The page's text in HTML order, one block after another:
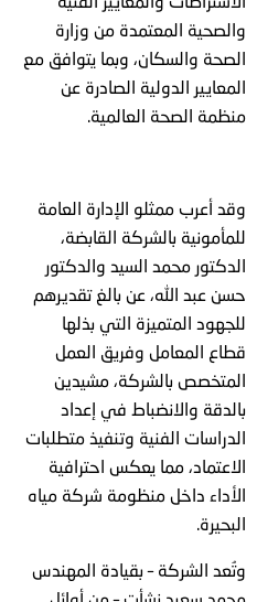
والصحية المعتمدة من وزارة
الصحة والسكان، وبما يتوافق مع
المعايير الدولية الصادرة عن
منظمة الصحة العالمية.
وقد أعرب ممثلو الإدارة العامة
للمأمونية بالشركة القابضة،
الدكتور محمد السيد والدكتور
حسن عبد الله، عن بالغ تقديرهم
للجهود المتميزة التي بذلها
قطاع المعامل وفريق العمل
المتخصص بالشركة، مشيدين
بالدقة والانضباط في إعداد
الدراسات الفنية وتنفيذ متطلبات
الاعتماد، مما يعكس احترافية
الأداء داخل منظومة شركة مياه
البحيرة.
وتُعد الشركة – بقيادة المهندس